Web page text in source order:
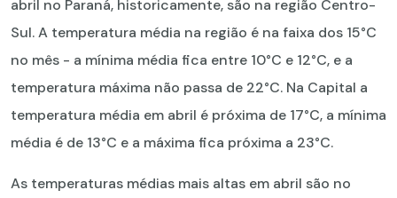
abril no Paraná, historicamente, são na região Centro-
Sul. A temperatura média na região é na faixa dos 15°C
no mês - a mínima média fica entre 10°C e 12°C, e a
temperatura máxima não passa de 22°C. Na Capital a
temperatura média em abril é próxima de 17°C, a mínima
média é de 13°C e a máxima fica próxima a 23°C.
As temperaturas médias mais altas em abril são no